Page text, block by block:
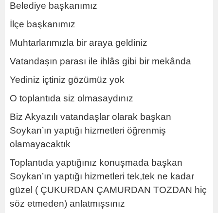
Belediye başkanımız
İlçe başkanımız
Muhtarlarımızla bir araya geldiniz
Vatandaşın parası ile ihlâs gibi bir mekânda
Yediniz içtiniz gözümüz yok
O toplantıda siz olmasaydınız
Biz Akyazılı vatandaşlar olarak başkan
Soykan’ın yaptığı hizmetleri öğrenmiş
olamayacaktık
Toplantıda yaptığınız konuşmada başkan
Soykan’ın yaptığı hizmetleri tek,tek ne kadar
güzel ( ÇUKURDAN ÇAMURDAN TOZDAN hiç
söz etmeden) anlatmışsınız